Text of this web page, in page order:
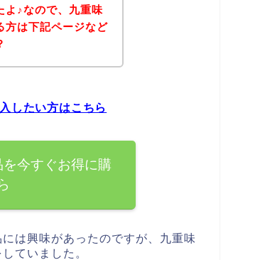
よ♪なので、九重味
方は下記ページなど
したい方はこちら
今すぐお得に購
は興味があったのですが、九重味
ていました。